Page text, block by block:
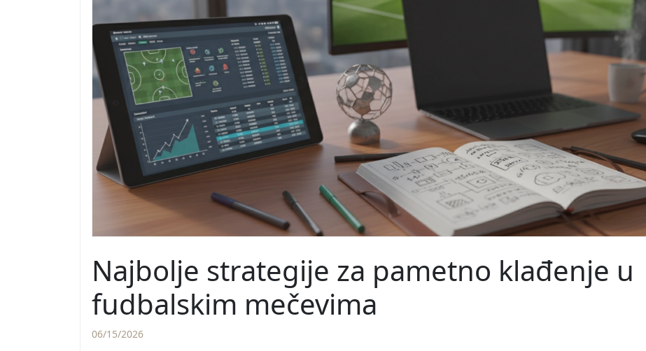
Najbolje strategije za pametno klađenje u
fudbalskim mečevima
06/15/2026